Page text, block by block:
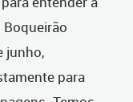
junho,
para